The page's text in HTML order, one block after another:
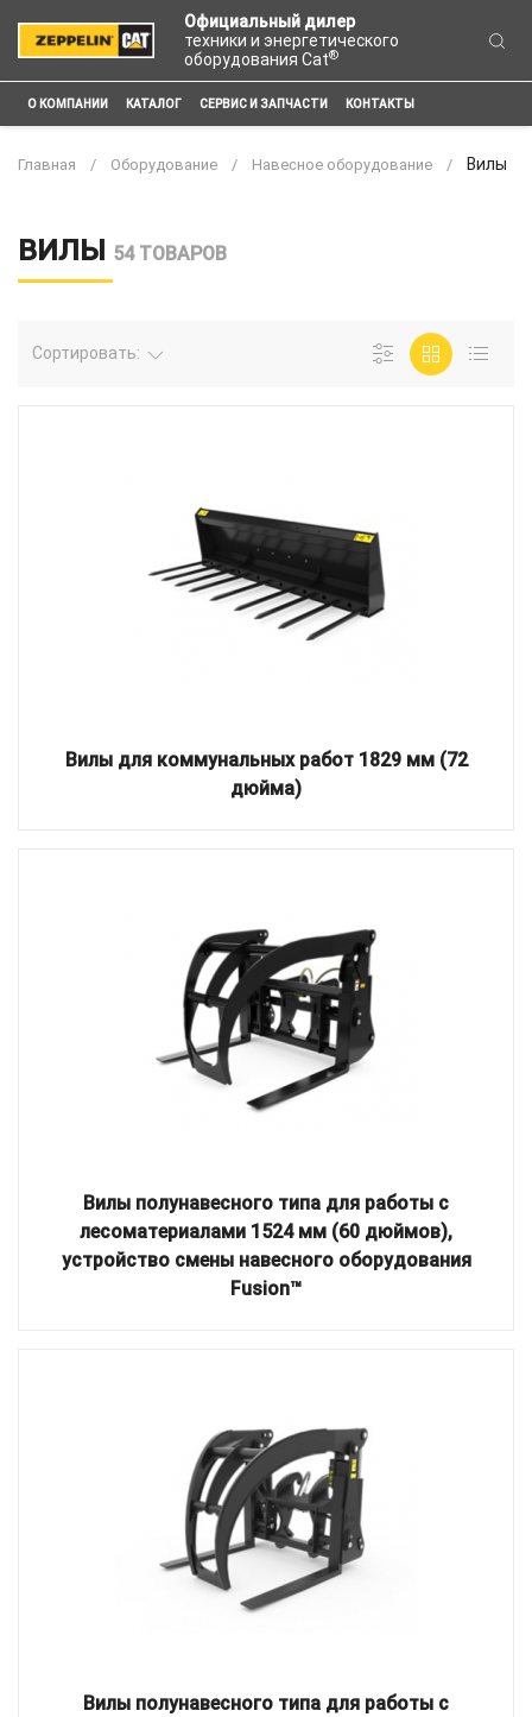
Официальный дилер
техники и энергетического
оборудования Cat®
О КОМПАНИИ КАТАЛОГ СЕРВИС И ЗАПЧАСТИ КОНТАКТЫ
Главная Оборудование Навесное оборудование Вилы
ВИЛЫ 54 ТОВАРОВ
Сортировать:
Вилы для коммунальных работ 1829 мм (72
дюйма)
Вилы полунавесного типа для работы с
лесоматериалами 1524 мм (60 дюймов),
устройство смены навесного оборудования
Fusion™
Вилы полунавесного типа для работы с